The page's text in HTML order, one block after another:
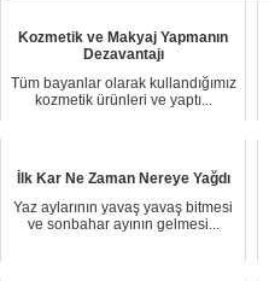
Kozmetik ve Makyaj Yapmanın
Dezavantajı
Tüm bayanlar olarak kullandığımız
kozmetik ürünleri ve yaptı...
İlk Kar Ne Zaman Nereye Yağdı
Yaz aylarının yavaş yavaş bitmesi
ve sonbahar ayının gelmesi...